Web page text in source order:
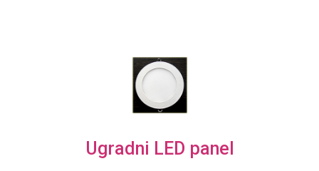
Ugradni LED panel